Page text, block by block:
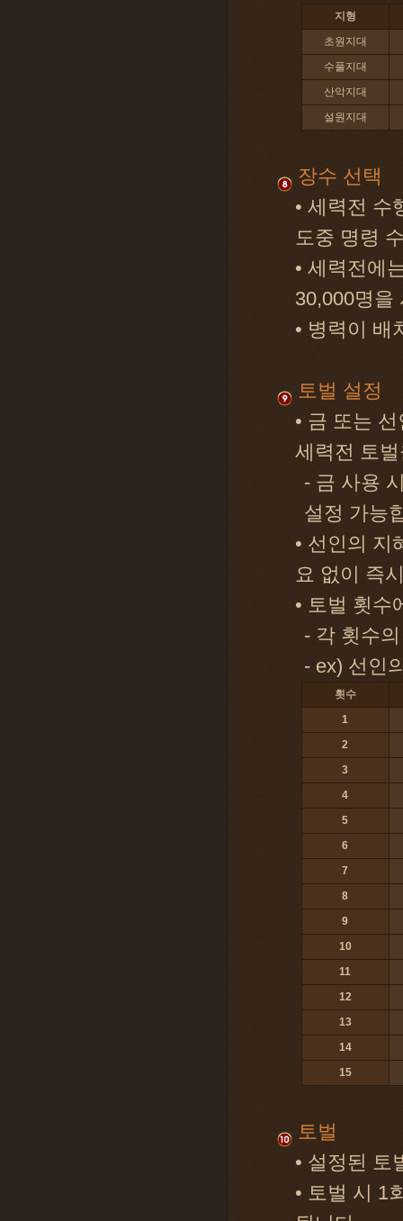
지형
초원지대
수풀지대
산악지대
설원지대
장수 선택
• 세력전 수
도중 명령
• 세력전에
30,000명을
• 병력이 배
토벌 설정
• 금 또는
세력전 토
- 금 사용
설정 가능
• 선인의 지
요 없이 즉
• 토벌 횟수
- 각 횟수
- ex) 선인
횟수
1
2
3
4
5
6
7
8
9
10
11
12
13
14
15
토벌
• 설정된 토
• 토벌 시 1